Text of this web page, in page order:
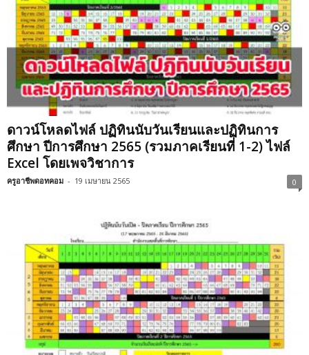
ดาวน์โหลดไฟล์ ปฏิทินนับวันเรียนและปฏิทินการ
ศึกษา ปีการศึกษา 2565 (รวมภาคเรียนที่ 1-2) ไฟล์
Excel โดยเพจวิชาการ
ครูอาชีพดอทคอม - 19 เมษายน 2565 0